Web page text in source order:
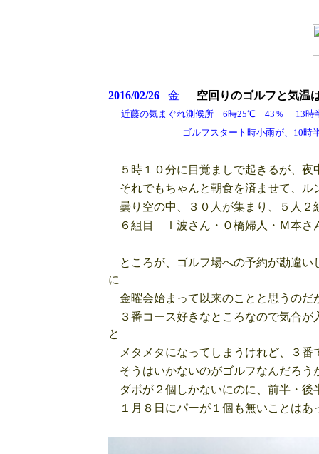
2016/02/26金 空回りのゴルフと気温
近藤の気まぐれ測候所 6時25℃ 43％
ゴルフスタート時小雨が、10時半頃に
５時１０分に目覚ましで起きるが、夜
それでもちゃんと朝食を済ませて、
曇り空の中、３０人が集まり、５人２
６組目 Ｉ波さん・Ｏ橋婦人・Ｍ本さ
ところが、ゴルフ場への予約が勘違い
に
金曜会始まって以来のことと思うのだ
３番コース好きなところなので気合
と
メタメタになってしまうけれど、３番
そうはいかないのがゴルフなんだろう
ダボが２個しかないにのに、前半・後
１月８日にパーが１個も無いことはあ